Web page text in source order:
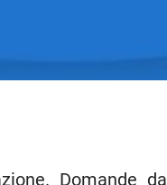
Domande da